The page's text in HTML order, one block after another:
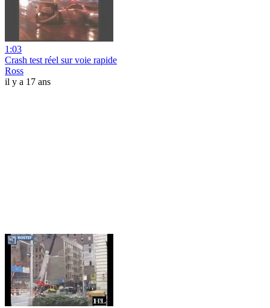
1:03
Crash test réel sur voie rapide
Ross
il y a 17 ans